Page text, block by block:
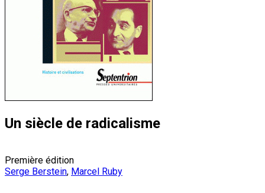
Un siècle de radicalisme
Première édition
Serge Berstein, Marcel Ruby